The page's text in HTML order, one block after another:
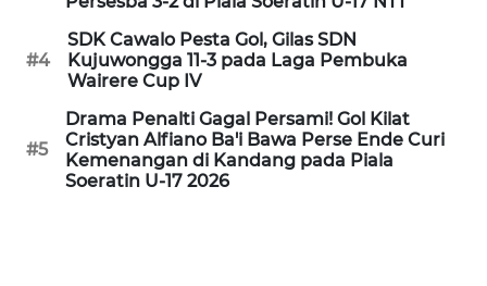
#4
SDK Cawalo Pesta Gol, Gilas SDN
Kujuwongga 11-3 pada Laga Pembuka
Wairere Cup IV
#5
Drama Penalti Gagal Persami! Gol Kilat
Cristyan Alfiano Ba'i Bawa Perse Ende Curi
Kemenangan di Kandang pada Piala
Soeratin U-17 2026
WN
JATENG
WN
NUSANTARA
WN